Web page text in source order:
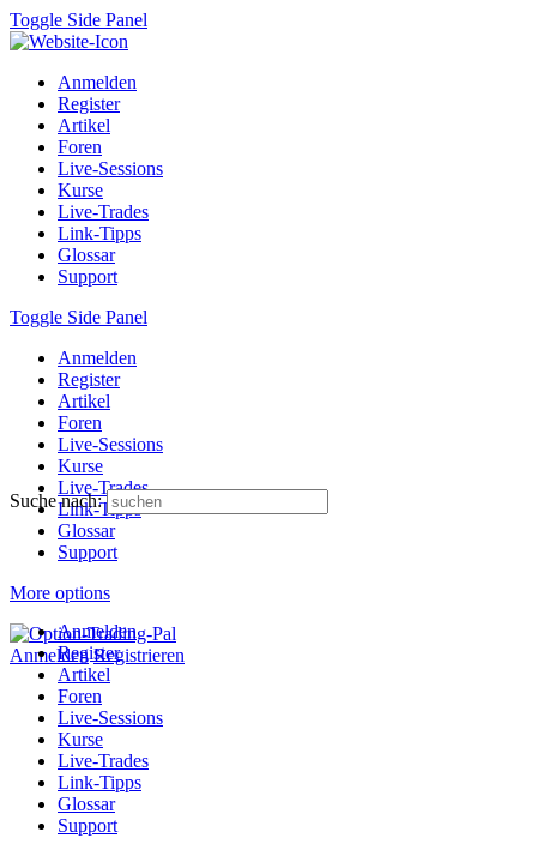
Toggle Side Panel
Anmelden
Register
Artikel
Foren
Live-Sessions
Kurse
Live-Trades
Link-Tipps
Glossar
Support
Toggle Side Panel
Anmelden
Register
Artikel
Foren
Live-Sessions
Kurse
Live-Trades
Link-Tipps
Glossar
Support
More options
Anmelden Registrieren
Suche nach:
Anmelden
Register
Artikel
Foren
Live-Sessions
Kurse
Live-Trades
Link-Tipps
Glossar
Support